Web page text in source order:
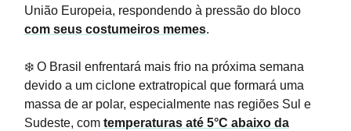
União Europeia, respondendo à pressão do bloco
com seus costumeiros memes.
❄️ O Brasil enfrentará mais frio na próxima semana
devido a um ciclone extratropical que formará uma
massa de ar polar, especialmente nas regiões Sul e
Sudeste, com temperaturas até 5°C abaixo da